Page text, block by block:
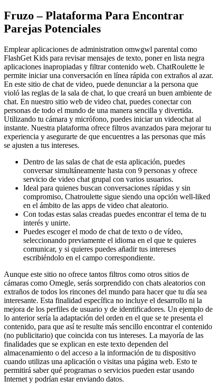
Fruzo – Plataforma Para Encontrar
Parejas Potenciales
Emplear aplicaciones de administration omwgwl parental como
FlashGet Kids para revisar mensajes de texto, poner en lista negra
aplicaciones inapropiadas y filtrar contenido web. ChatRoulette le
permite iniciar una conversación en línea rápida con extraños al azar.
En este sitio de chat de video, puede denunciar a la persona que
violó las reglas de la sala de chat, lo que creará un buen ambiente de
chat. En nuestro sitio web de video chat, puedes conectar con
personas de todo el mundo de una manera sencilla y divertida.
Utilizando tu cámara y micrófono, puedes iniciar un videochat al
instante. Nuestra plataforma ofrece filtros avanzados para mejorar tu
experiencia y asegurarte de que encuentres a las personas que más
se ajusten a tus intereses.
Dentro de las salas de chat de esta aplicación, puedes
conversar simultáneamente hasta con 9 personas y ofrece
servicio de video chat grupal con varios usuarios.
Ideal para quienes buscan conversaciones rápidas y sin
compromiso, Chatroulette sigue siendo una opción well-liked
en el ámbito de las apps de video chat aleatorio.
Con todas estas salas creadas puedes encontrar el tema de tu
interés y unirte.
Puedes escoger el modo de chat de texto o de vídeo,
seleccionando previamente el idioma en el que te quieres
comunicar, y si quieres puedes añadir tus intereses
escribiéndolo en el campo correspondiente.
Aunque este sitio no ofrece tantos filtros como otros sitios de
cámaras como Omegle, serás sorprendido con chats aleatorios con
extraños de todos los rincones del mundo para hacer que tu día sea
interesante. Esta finalidad específica no incluye el desarrollo ni la
mejora de los perfiles de usuario y de identificadores. Un ejemplo de
lo anterior sería la adaptación del orden en el que se te presenta el
contenido, para que así te resulte más sencillo encontrar el contenido
(no publicitario) que coincida con tus intereses. La mayoría de las
finalidades que se explican en este texto dependen del
almacenamiento o del acceso a la información de tu dispositivo
cuando utilizas una aplicación o visitas una página web. Esto te
permitirá saber qué programas o servicios pueden estar usando
Internet y podrían estar enviando datos.